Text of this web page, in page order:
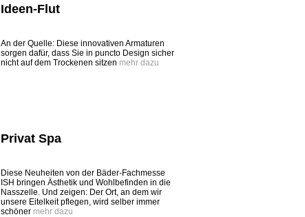
Ideen-Flut
An der Quelle: Diese innovativen Armaturen
sorgen dafür, dass Sie in puncto Design sicher
nicht auf dem Trockenen sitzen mehr dazu
Privat Spa
Diese Neuheiten von der Bäder-Fachmesse
ISH bringen Ästhetik und Wohlbefinden in die
Nasszelle. Und zeigen: Der Ort, an dem wir
unsere Eitelkeit pflegen, wird selber immer
schöner mehr dazu